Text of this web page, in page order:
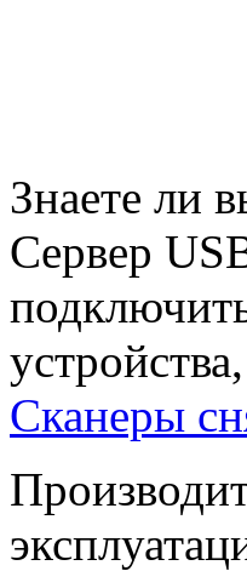
Знаете ли
Сервер
Сканеры